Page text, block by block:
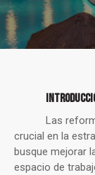
Las
crucial en la
busque mejorar
espacio de